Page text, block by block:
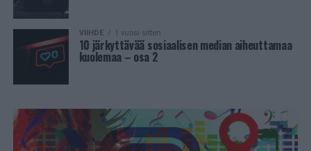
VIIHDE 1 vuosi sitten
10 järkyttävää sosiaalisen median aiheuttamaa
kuolemaa – osa 2